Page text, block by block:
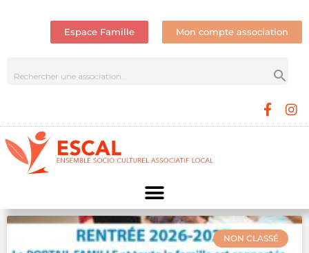
Espace Famille Mon compte association
NON CLASSÉ